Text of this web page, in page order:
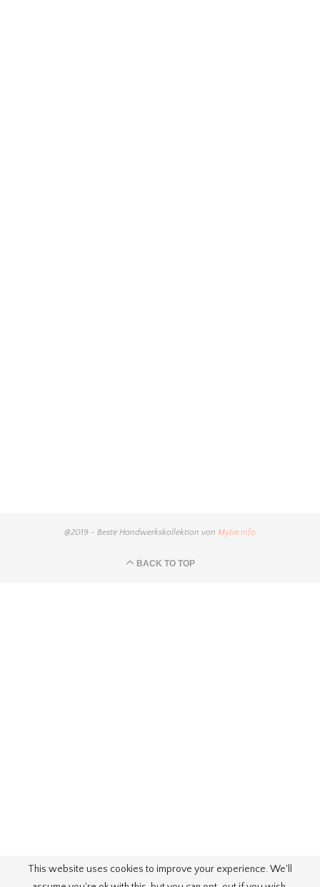
@2019 - Beste Handwerkskollektion von Mytie.info
BACK TO TOP
This website uses cookies to improve your experience. We'll